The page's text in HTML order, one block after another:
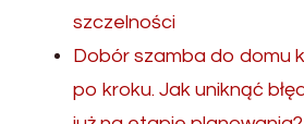
szczelności
Dobór szamba do domu
po kroku. Jak uniknąć